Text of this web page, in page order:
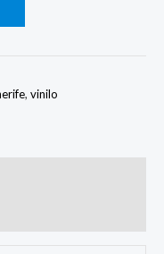
, vinilo